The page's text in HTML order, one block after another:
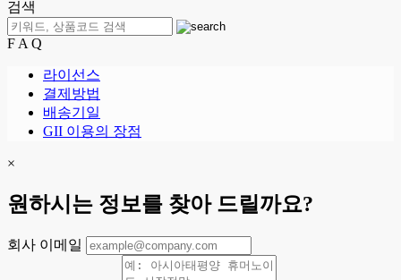
검색
F A Q
라이선스
결제방법
배송기일
GII 이용의 장점
×
원하시는 정보를 찾아 드릴까요?
회사 이메일